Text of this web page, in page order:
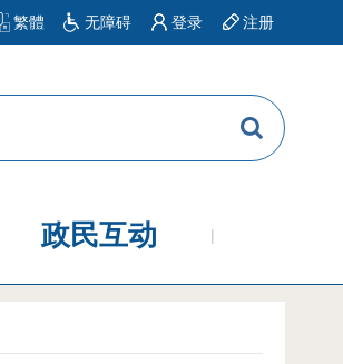
繁體 无障碍 登录 注册
政民互动